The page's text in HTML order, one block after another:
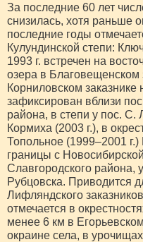
За последние 60 лет
снизилась, хотя раньше
последние годы
Кулундинской степи:
1993 г. встречен на
озера в Благовещенском
Корниловском заказнике
зафиксирован вблизи
района, в степи у пос. С.
Кормиха (2003 г.), в
Топольное (1999–2001
границы с
Славгородского района,
Рубцовска. Приводится
Лифляндского
отмечается в
менее 6 км в
окраине села, в